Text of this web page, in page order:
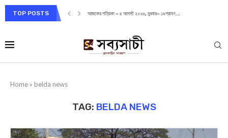
TOP POSTS আজকের পত্রিকা – ৪ আগস্ট ২০২৬, মঙ্গলবার– ১৮...
Home » belda news
TAG: BELDA NEWS